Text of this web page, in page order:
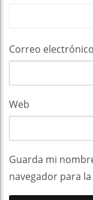
Correo electrónico
Web
Guarda mi
navegador para